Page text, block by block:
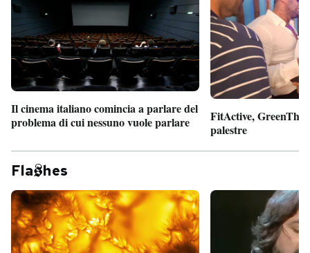
Il cinema italiano comincia a parlare del
problema di cui nessuno vuole parlare
FitActive,
palestre
Fla hes